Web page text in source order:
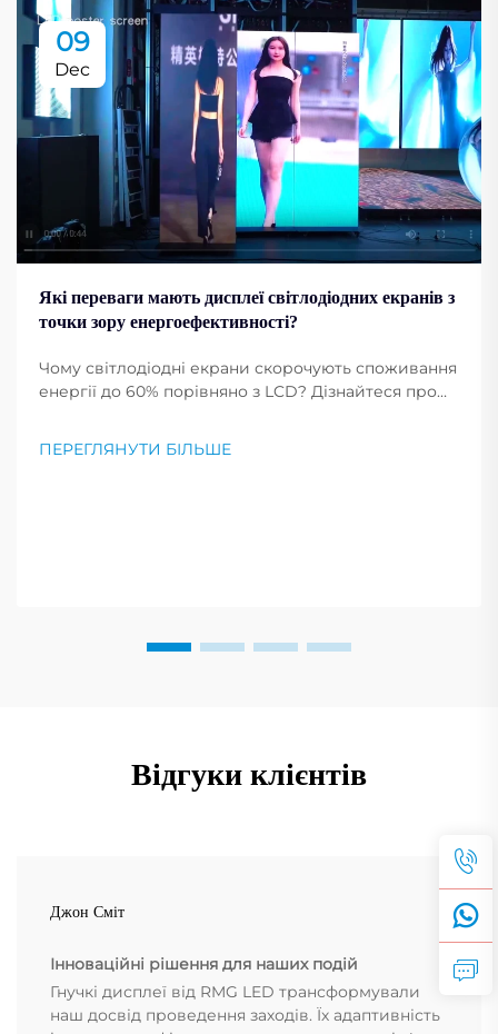
09
Dec
Які переваги мають дисплеї світлодіодних екранів з
точки зору енергоефективності?
Чому світлодіодні екрани скорочують споживання
енергії до 60% порівняно з LCD? Дізнайтеся про
аудіовізуальних систем. Завантажте повний
ПЕРЕГЛЯНУТИ БІЛЬШЕ
Відгуки клієнтів
Джон Сміт
Інноваційні рішення для наших подій
Гнучкі дисплеї від RMG LED трансформували
наш досвід проведення заходів. Їх адаптивність